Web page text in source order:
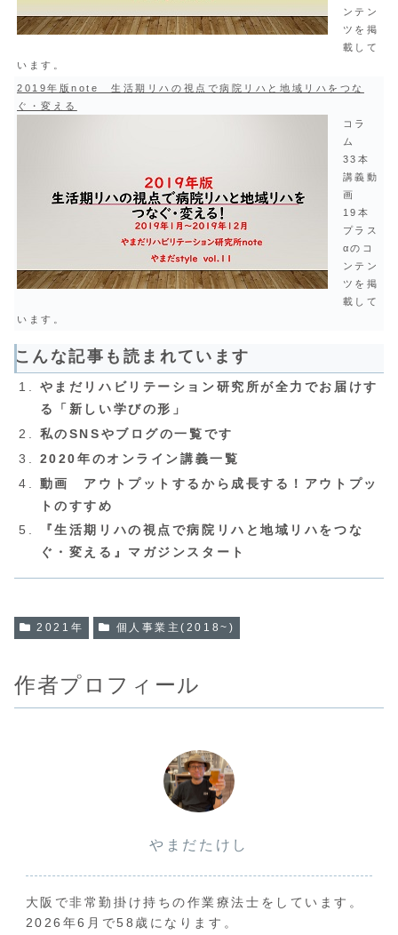
ンテン
ツを掲
載して
います。
2019年版note 生活期リハの視点で病院リハと地域リハをつな
ぐ・変える
コラ
ム
33本
講義動
画
19本
プラス
αのコ
ンテン
ツを掲
載して
います。
こんな記事も読まれています
やまだリハビリテーション研究所が全力でお届けす
る「新しい学びの形」
私のSNSやブログの一覧です
2020年のオンライン講義一覧
動画 アウトプットするから成長する！アウトプッ
トのすすめ
『生活期リハの視点で病院リハと地域リハをつな
ぐ・変える』マガジンスタート
2021年 個人事業主(2018~)
作者プロフィール
やまだたけし
大阪で非常勤掛け持ちの作業療法士をしています。
2026年6月で58歳になります。